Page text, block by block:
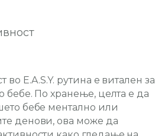
во E.A.S.Y. рутина е витален за
бебе. По хранење, целта е да
бебе ментално или
денови, ова може да